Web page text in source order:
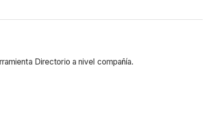
Directorio a nivel compañía.